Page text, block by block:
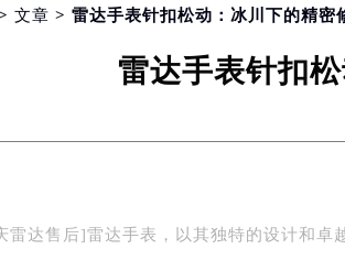
文章 > 雷达手表针扣松动：冰川下的精密
雷达手表针扣
雷达售后]雷达手表，以其独特的设计和卓